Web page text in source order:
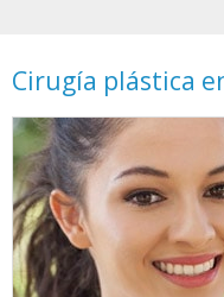
Cirugía plástica